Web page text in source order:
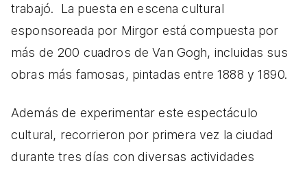
trabajó. La puesta en escena cultural
esponsoreada por Mirgor está compuesta por
más de 200 cuadros de Van Gogh, incluidas sus
obras más famosas, pintadas entre 1888 y 1890.
Además de experimentar este espectáculo
cultural, recorrieron por primera vez la ciudad
durante tres días con diversas actividades